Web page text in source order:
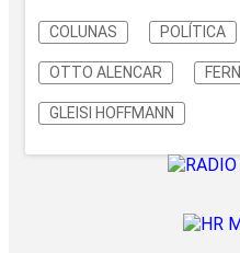
COLUNAS POLÍTICA
OTTO ALENCAR
GLEISI HOFFMANN